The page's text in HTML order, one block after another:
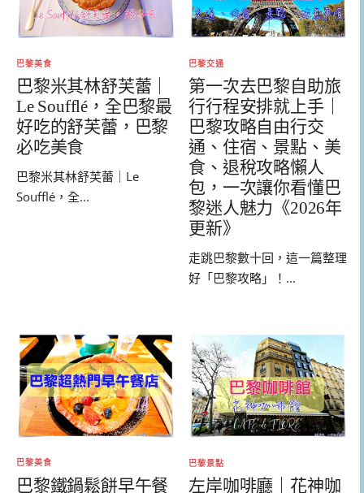
巴黎美食
巴黎米其林舒芙蕾｜
Le Soufflé，全巴黎最
好吃的舒芙蕾，巴黎
必吃美食
巴黎米其林舒芙蕾｜Le
Soufflé，全...
巴黎交通
第一次去巴黎自助旅
行行程安排就上手｜
巴黎攻略自由行交
通、住宿、景點、美
食、退稅攻略懶人
包，一次讓你看懂巴
黎迷人魅力《2026年
更新》
走跳巴黎數十回，這一篇整理
好「巴黎攻略」！...
巴黎美食
巴黎鐵鍋鬆餅早午餐
巴黎景點
左岸咖啡廳｜花神咖